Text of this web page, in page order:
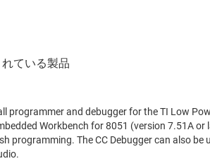
programmer and debugger for the TI Low
Workbench for 8051 (version 7.51A
programming. The CC Debugger can also be